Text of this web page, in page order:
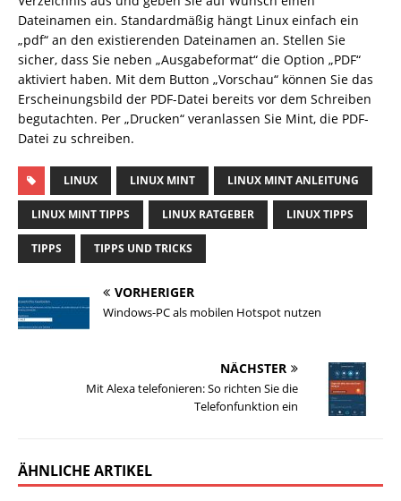
Dateinamen ein. Standardmäßig hängt Linux einfach ein
„pdf“ an den existierenden Dateinamen an. Stellen Sie
sicher, dass Sie neben „Ausgabeformat“ die Option „PDF“
aktiviert haben. Mit dem Button „Vorschau“ können Sie das
Erscheinungsbild der PDF-Datei bereits vor dem Schreiben
begutachten. Per „Drucken“ veranlassen Sie Mint, die PDF-
Datei zu schreiben.
LINUX LINUX MINT LINUX MINT ANLEITUNG
LINUX MINT TIPPS LINUX RATGEBER LINUX TIPPS
TIPPS TIPPS UND TRICKS
VORHERIGER
Windows-PC als mobilen Hotspot nutzen
NÄCHSTER
Mit Alexa telefonieren: So richten Sie die
Telefonfunktion ein
ÄHNLICHE ARTIKEL